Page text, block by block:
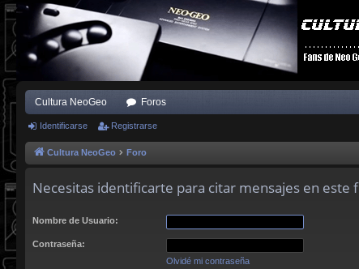
Cultura NeoGeo Foros
Identificarse Registrarse
Cultura NeoGeo Foro
Necesitas identificarte para citar mensajes en este
Nombre de Usuario:
Contraseña:
Olvidé mi contraseña